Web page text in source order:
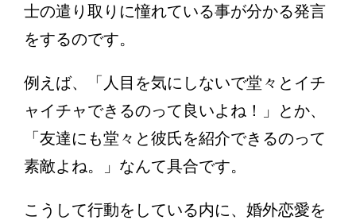
士の遣り取りに憧れている事が分かる発言
をするのです。
例えば、「人目を気にしないで堂々とイチ
ャイチャできるのって良いよね！」とか、
「友達にも堂々と彼氏を紹介できるのって
素敵よね。」なんて具合です。
こうして行動をしている内に、婚外恋愛を